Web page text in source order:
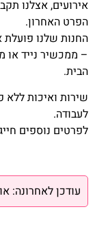
אירועים, אצלנו
הפרט האחרון.
החנות שלנו פועלת
– ממכשיר נייד או
הבית.
שירות ואיכות ללא
לעבודה.
לפרטים נוספים
עודכן לאחרונה: